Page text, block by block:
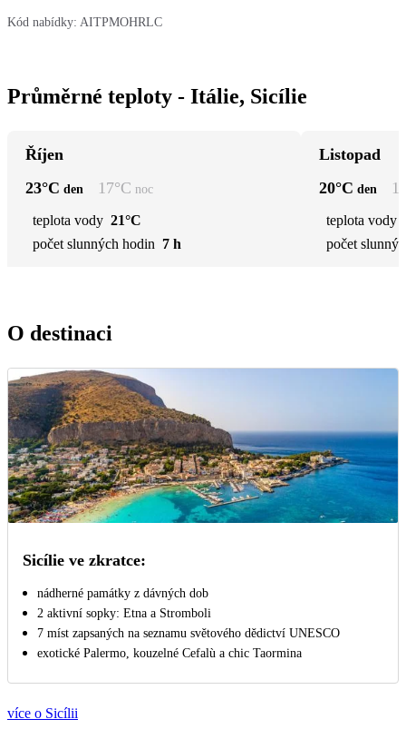
Kód nabídky: AITPMOHRLC
Průměrné teploty - Itálie, Sicílie
Říjen
23°C den 17°C noc
teplota vody 21°C
počet slunných hodin 7 h
Listopad
20°C den
teplota vody
počet
O destinaci
Sicílie ve zkratce:
nádherné památky z dávných dob
2 aktivní sopky: Etna a Stromboli
7 míst zapsaných na seznamu světového dědictví UNESCO
exotické Palermo, kouzelné Cefalù a chic Taormina
více o Sicílii